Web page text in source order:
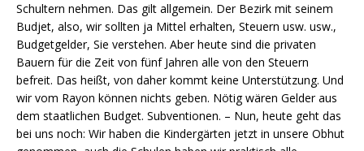
Schultern nehmen. Das gilt allgemein. Der Bezirk mit seinem
Budjet, also, wir sollten ja Mittel erhalten, Steuern usw. usw.,
Budgetgelder, Sie verstehen. Aber heute sind die privaten
Bauern für die Zeit von fünf Jahren alle von den Steuern
befreit. Das heißt, von daher kommt keine Unterstützung. Und
wir vom Rayon können nichts geben. Nötig wären Gelder aus
dem staatlichen Budget. Subventionen. – Nun, heute geht das
bei uns noch: Wir haben die Kindergärten jetzt in unsere Obhut